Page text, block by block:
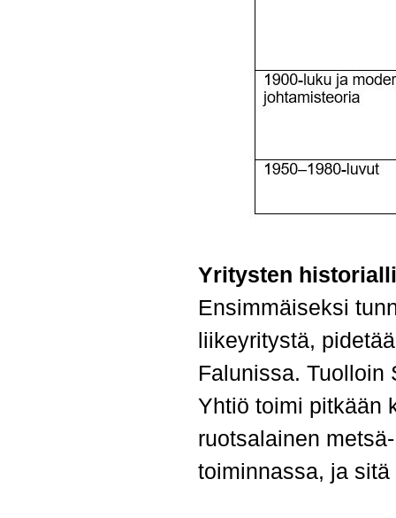
Yritysten
Ensimmäiseksi
liikeyritystä,
Falunissa. Tuolloin
Yhtiö toimi pitkään
ruotsalainen
toiminnassa, ja